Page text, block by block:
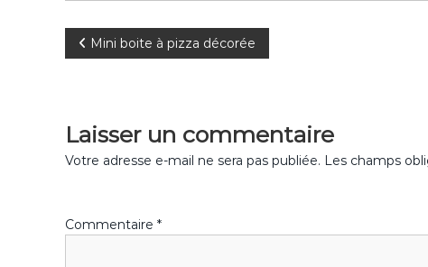
k
N
v
i
Mini boite à pizza décorée
Laisser un commentaire
Votre adresse e-mail ne sera pas publiée. Les champs
Commentaire *